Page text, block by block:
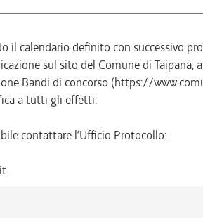
il calendario definito con successivo
sul sito del Comune di Taipana,
Bandi di concorso (https://
a tutti gli effetti.
contattare l’Ufficio Protocollo: